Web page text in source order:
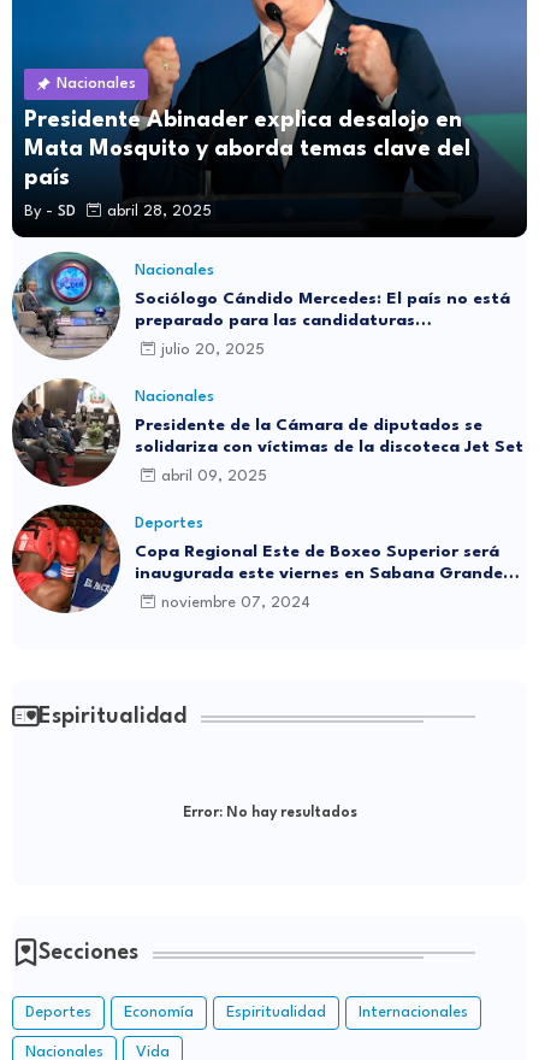
Nacionales
Presidente Abinader explica desalojo en
Mata Mosquito y aborda temas clave del
país
By - SD abril 28, 2025
Nacionales
Sociólogo Cándido Mercedes: El país no está
preparado para las candidaturas
independientes
julio 20, 2025
Nacionales
Presidente de la Cámara de diputados se
solidariza con víctimas de la discoteca Jet Set
abril 09, 2025
Deportes
Copa Regional Este de Boxeo Superior será
inaugurada este viernes en Sabana Grande
de Boyá
noviembre 07, 2024
Espiritualidad
Error:No hay resultados
Secciones
Deportes Economía Espiritualidad Internacionales
Nacionales Vida